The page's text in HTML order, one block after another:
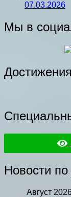
07.03.2026
Мы в
Новости
Август